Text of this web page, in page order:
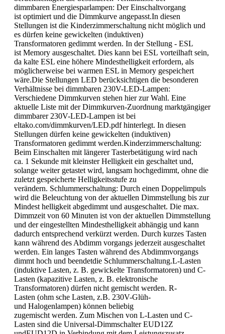
dimmbaren Energiesparlampen: Der Einschaltvorgang
ist optimiert und die Dimmkurve angepasst.In diesen
Stellungen ist die Kinderzimmerschaltung nicht möglich und
es dürfen keine gewickelten (induktiven)
Transformatoren gedimmt werden. In der Stellung - ESL
ist Memory ausgeschaltet. Dies kann bei ESL vorteilhaft sein,
da kalte ESL eine höhere Mindesthelligkeit erfordern, als
möglicherweise bei warmen ESL in Memory gespeichert
wäre.Die Stellungen LED berücksichtigen die besonderen
Verhältnisse bei dimmbaren 230V-LED-Lampen:
Verschiedene Dimmkurven stehen hier zur Wahl. Eine
aktuelle Liste mit der Dimmkurven-Zuordnung marktgängiger
dimmbarer 230V-LED-Lampen ist bei
eltako.com/dimmkurven/LED.pdf hinterlegt. In diesen
Stellungen dürfen keine gewickelten (induktiven)
Transformatoren gedimmt werden.Kinderzimmerschaltung:
Beim Einschalten mit längerer Tasterbetätigung wird nach
ca. 1 Sekunde mit kleinster Helligkeit ein geschaltet und,
solange weiter getastet wird, langsam hochgedimmt, ohne die
zuletzt gespeicherte Helligkeitsstufe zu
verändern. Schlummerschaltung: Durch einen Doppelimpuls
wird die Beleuchtung von der aktuellen Dimmstellung bis zur
Mindest helligkeit abgedimmt und ausgeschaltet. Die max.
Dimmzeit von 60 Minuten ist von der aktuellen Dimmstellung
und der eingestellten Mindesthelligkeit abhängig und kann
dadurch entsprechend verkürzt werden. Durch kurzes Tasten
kann während des Abdimm vorgangs jederzeit ausgeschaltet
werden. Ein langes Tasten während des Abdimmvorgangs
dimmt hoch und beendetdie Schlummerschaltung.L-Lasten
(induktive Lasten, z. B. gewickelte Transformatoren) und C-
Lasten (kapazitive Lasten, z. B. elektronische
Transformatoren) dürfen nicht gemischt werden. R-
Lasten (ohm sche Lasten, z.B. 230V-Glüh-
und Halogenlampen) können beliebig
zugemischt werden. Zum Mischen von L-Lasten und C-
Lasten sind die Universal-Dimmschalter EUD12Z